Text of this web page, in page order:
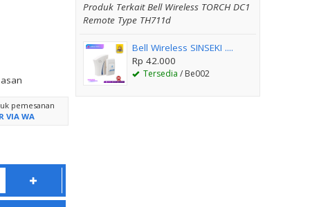
pemesanan
VIA WA
Produk Terkait Bell Wireless TORCH DC1
Remote Type TH711d
Bell Wireless SINSEKI ....
Rp 42.000
Tersedia / Be002